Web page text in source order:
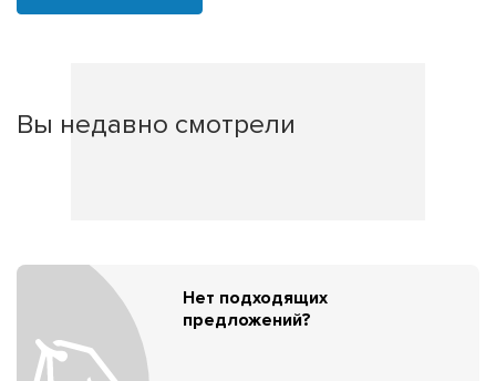
Вы недавно смотрели
Нет подходящих
предложений?